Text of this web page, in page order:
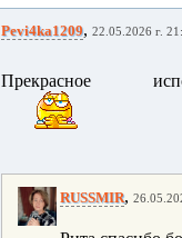
Pevi4ka1209, 22.05.2026 г.
Прекрасное
RUSSMIR,